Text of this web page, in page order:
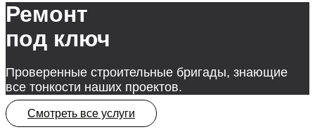
Ремонт
под ключ
Проверенные строительные бригады, знающие
все тонкости наших проектов.
Смотреть все услуги